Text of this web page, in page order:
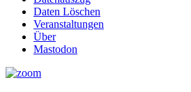
Daten Löschen
Veranstaltungen
Über
Mastodon